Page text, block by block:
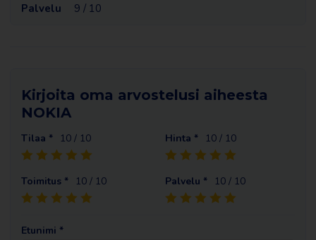
Palvelu
9 / 10
Kirjoita oma arvostelusi aiheesta
NOKIA
Tilaa * 10 / 10 Hinta * 10 / 10
Toimitus * 10 / 10 Palvelu * 10 / 10
Etunimi *